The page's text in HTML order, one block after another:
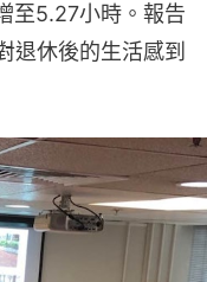
至5.27小時。報告
退休後的生活感到